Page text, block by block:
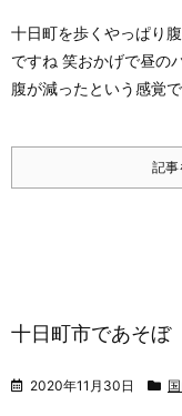
十日町を歩く やっぱり
ですね 笑おかげで昼の
腹が減ったという感覚
記事
十日町市であそぼ
2020年11月30日